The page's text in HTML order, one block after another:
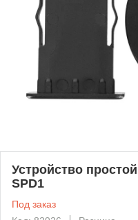
Устройство
SPD1
Под заказ